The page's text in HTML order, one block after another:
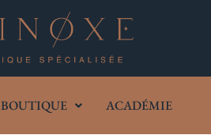
BOUTIQUE ACADÉMIE